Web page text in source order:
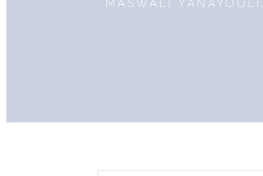
MASWALI